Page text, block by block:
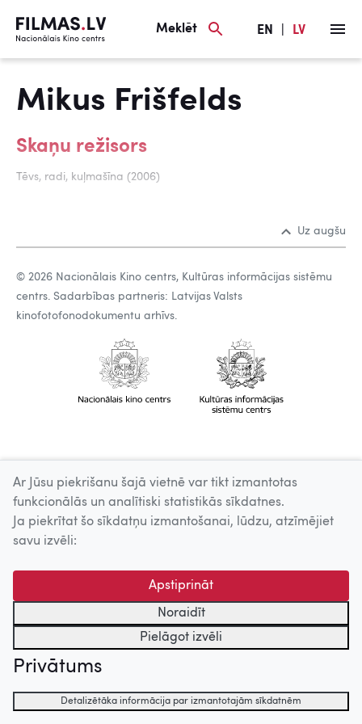
Meklēt EN LV
Mikus Frišfelds
Skaņu režisors
Tēvs, radi, kuļmašīna (2006)
Uz augšu
© 2026 Nacionālais Kino centrs, Kultūras informācijas sistēmu
centrs. Sadarbības partneris: Latvijas Valsts
kinofotofonodokumentu arhīvs.
Ar Jūsu piekrišanu šajā vietnē var tikt izmantotas
funkcionālās un analītiski statistikās sīkdatnes.
Ja piekrītat šo sīkdatņu izmantošanai, lūdzu, atzīmējiet
savu izvēli:
Apstiprināt
Noraidīt
Pielāgot izvēli
Privātums
Detalizētāka informācija par izmantotajām sīkdatnēm